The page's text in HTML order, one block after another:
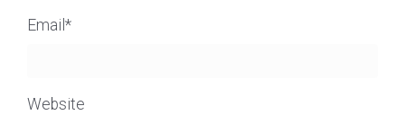
Email *
Website